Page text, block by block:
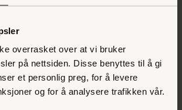
overrasket over at vi bruker
på nettsiden. Disse benyttes til å gi
et personlig preg, for å levere
og for å analysere trafikken vår.
rangering i søkeresultatene.
En sitemap er som et
søkemotorer, og det er et viktig
sikre at nettstedet ditt blir funnet og
på best mulig måte.